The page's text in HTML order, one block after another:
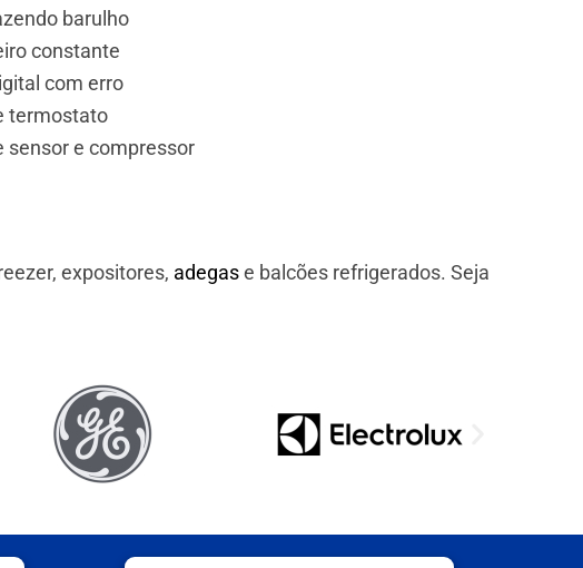
barulho
constante
com erro
termostato
sensor e compressor
expositores, adegase balcões refrigerados. Seja